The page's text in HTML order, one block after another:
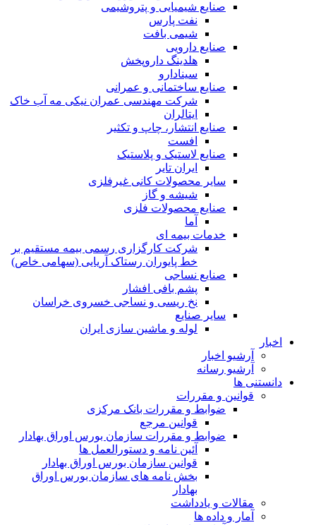
صنایع شیمیایی و پتروشیمی
نفت پارس
شیمی بافت
صنایع دارویی
هلدینگ داروپخش
سینادارو
صنایع ساختمانی و عمرانی
شرکت مهندسی عمران نیکی مه آب خاک
ایتالران
صنایع انتشار، چاپ و تکثير
افست
صنایع لاستیک و پلاستیک
ایران تایر
ساير محصولات كانی غيرفلزی
شیشه و گاز
صنایع محصولات فلزی
آما
خدمات بیمه ای
شرکت کارگزاری رسمی بیمه مستقیم بر
خط پایوران رستاک آریایی (سهامی خاص)
صنایع نساجی
پشم بافی افشار
نخ ریسی و نساجی خسروی خراسان
سایر صنایع
لوله و ماشین سازی ایران
اخبار
آرشیو اخبار
آرشیو رسانه
دانستنی ها
قوانین و مقررات
ضوابط و مقررات بانک مرکزی
قوانين مرجع
ضوابط و مقررات سازمان بورس اوراق بهادار
آئین نامه و دستورالعمل ها
قوانین سازمان بورس اوراق بهادار
بخش نامه های سازمان بورس اوراق
بهادار
مقالات و یادداشت
آمار و داده ها